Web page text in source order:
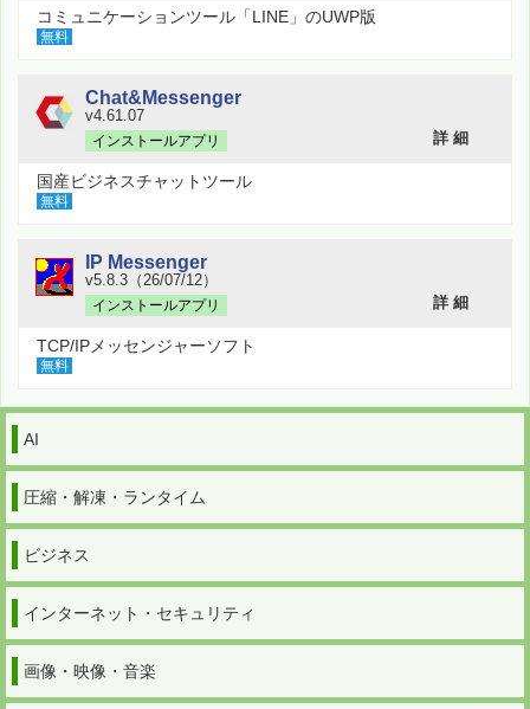
コミュニケーションツール「LINE」のUWP版
無料
Chat&Messenger
v4.61.07
インストールアプリ
詳 細
国産ビジネスチャットツール
無料
IP Messenger
v5.8.3（26/07/12）
インストールアプリ
詳 細
TCP/IPメッセンジャーソフト
無料
AI
圧縮・解凍・ランタイム
ビジネス
インターネット・セキュリティ
画像・映像・音楽